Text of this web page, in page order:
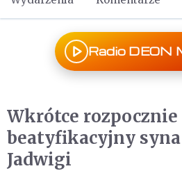
Radio DEON
Wkrótce rozpocznie
beatyfikacyjny
Jadwigi